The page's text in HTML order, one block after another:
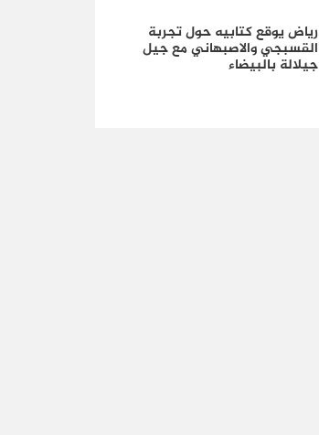
رياض يوقع كتابيه حول تجربة
القسبجي والاصبهاني مع جيل
جيلالة بالبيضاء